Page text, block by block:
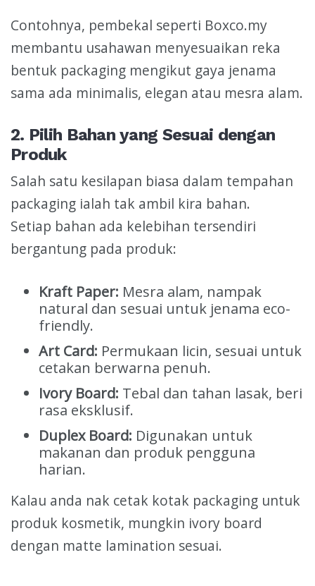
Contohnya, pembekal seperti Boxco.my
membantu usahawan menyesuaikan reka
bentuk packaging mengikut gaya jenama
sama ada minimalis, elegan atau mesra alam.
2. Pilih Bahan yang Sesuai dengan
Produk
Salah satu kesilapan biasa dalam tempahan
packaging ialah tak ambil kira bahan.
Setiap bahan ada kelebihan tersendiri
bergantung pada produk:
Kraft Paper: Mesra alam, nampak
natural dan sesuai untuk jenama eco-
friendly.
Art Card: Permukaan licin, sesuai untuk
cetakan berwarna penuh.
Ivory Board: Tebal dan tahan lasak, beri
rasa eksklusif.
Duplex Board: Digunakan untuk
makanan dan produk pengguna
harian.
Kalau anda nak cetak kotak packaging untuk
produk kosmetik, mungkin ivory board
dengan matte lamination sesuai.